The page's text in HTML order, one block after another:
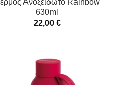
Ανοξείδωτο Rainbow
630ml
22,00 €